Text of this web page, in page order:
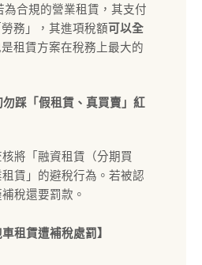
為合規的營業租賃，其支付
務」，其進項稅額可以全
租賃方案在稅務上最大的
踩「假租賃、真買賣」紅
將「融資租賃（分期買
賃」的避稅行為。若被認
稅還要罰款。
租賃遭補稅處罰】